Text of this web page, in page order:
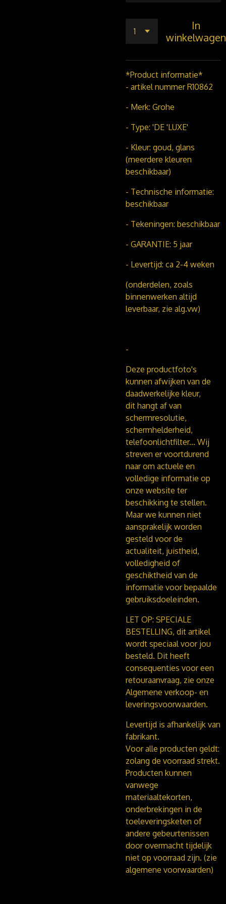
In
winkelwagen
*Product informatie*
- artikel nummer R10862
- Merk: Grohe
- Type: 'DE 'LUXE'
- Kleur: goud, glans
(meerdere kleuren
beschikbaar)
- Technische informatie:
beschikbaar
- Tekeningen: beschikbaar
- GARANTIE: 5 jaar
- Levertijd: ca 2-4 weken
(onderdelen, zoals
binnenwerken altijd
leverbaar, zie alg.vw)
-
Deze productfoto's
kunnen afwijken van de
daadwerkelijke kleur,
dit hangt af van
schermresolutie,
schermhelderheid,
telefoonlichtfilter... Wij
streven er voortdurend
naar om actuele en
volledige informatie op
onze website ter
beschikking te stellen.
Maar we kunnen niet
aansprakelijk worden
gesteld voor de
actualiteit, juistheid,
volledigheid of
geschiktheid van de
informatie voor bepaalde
gebruiksdoeleinden.
LET OP: SPECIALE
BESTELLING, dit artikel
wordt speciaal voor jou
besteld. Dit heeft
consequenties voor een
retouraanvraag, zie onze
Algemene verkoop- en
leveringsvoorwaarden.
Levertijd is afhankelijk van
fabrikant.
Voor alle producten geldt:
zolang de voorraad strekt.
Producten kunnen
vanwege
materiaaltekorten,
onderbrekingen in de
toeleveringsketen of
andere gebeurtenissen
door overmacht tijdelijk
niet op voorraad zijn. (zie
algemene voorwaarden)